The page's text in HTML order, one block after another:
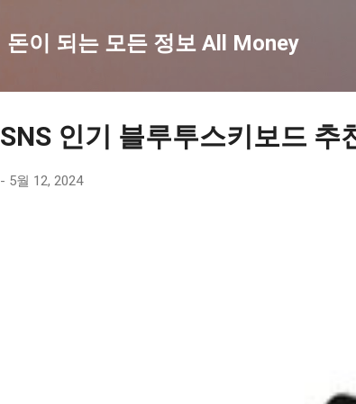
돈이 되는 모든 정보 All Money
SNS 인기 블루투스키보드 추
- 5월 12, 2024